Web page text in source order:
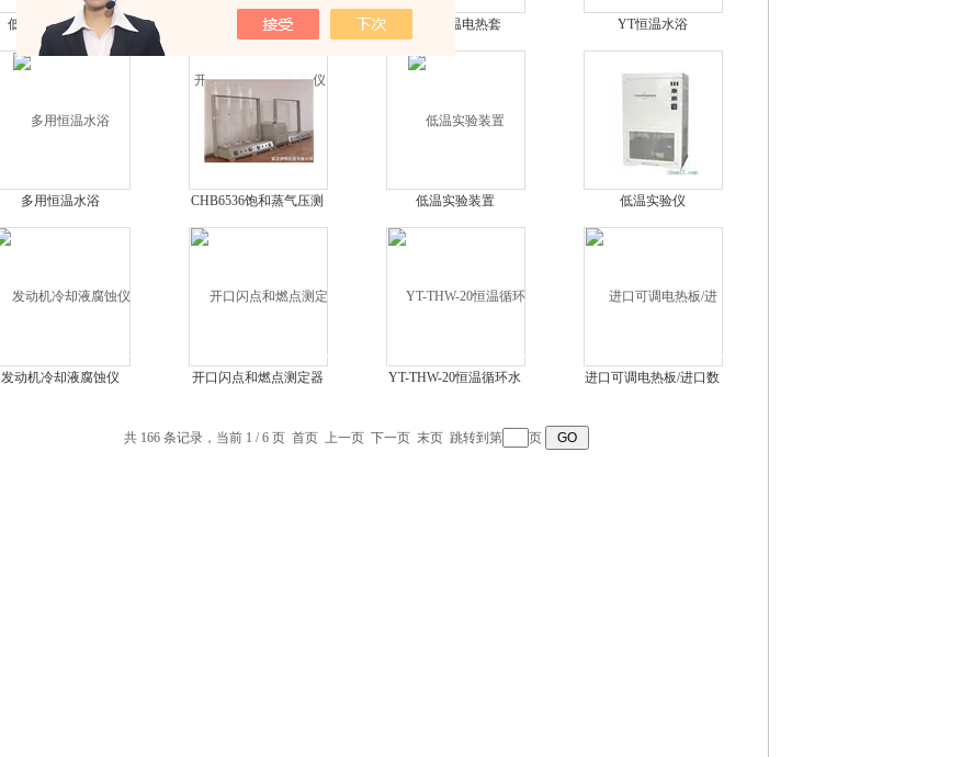
低温恒温循环水浴
YT3536-02石油产品开
数显恒温电热套 YT恒温水浴
多用恒温水浴
CHB6536饱和蒸气压测
低温实验装置 低温实验仪
发动机冷却液腐蚀仪
开口闪点和燃点测定器
YT-THW-20恒温循环水
进口可调电热板/进口数
共 166 条记录，当前 1 / 6 页 首页 上一页 下一页 末页跳转到第 页